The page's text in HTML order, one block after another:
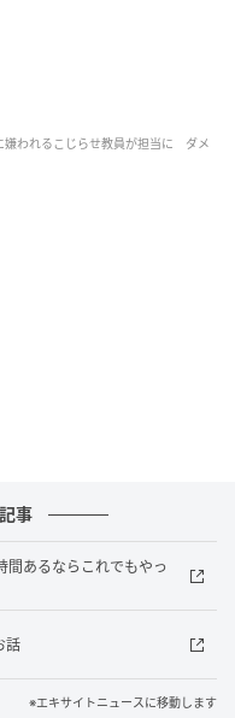
嫌われるこじらせ教員が担当に ダメ
事
あるならこれでもやっ
話
※エキサイトニュースに移動します